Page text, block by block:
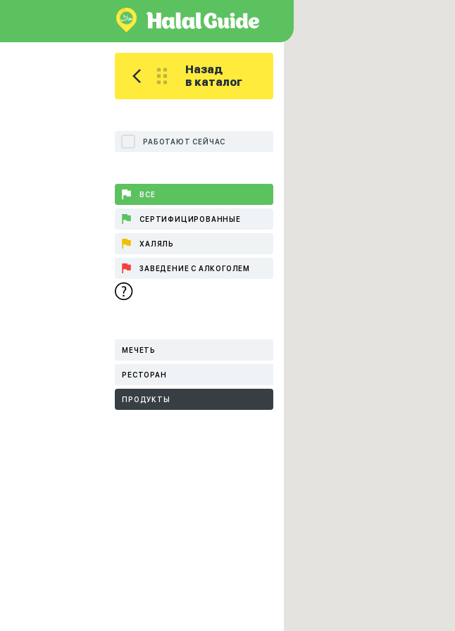
Назад
в каталог
РАБОТАЮТ СЕЙЧАС
ВСЕ
СЕРТИФИЦИРОВАННЫЕ
ХАЛЯЛЬ
ЗАВЕДЕНИЕ С АЛКОГОЛЕМ
МЕЧЕТЬ
РЕСТОРАН
ПРОДУКТЫ